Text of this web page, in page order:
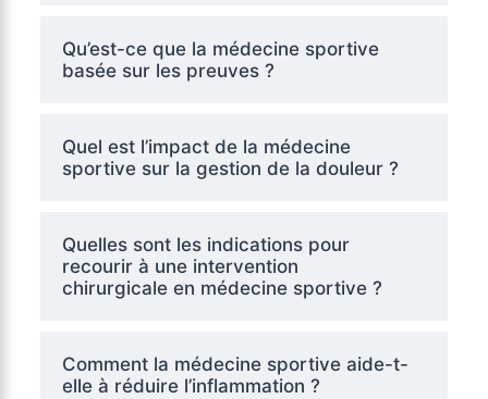
Qu’est-ce que la médecine sportive
basée sur les preuves ?
Quel est l’impact de la médecine
sportive sur la gestion de la douleur ?
Quelles sont les indications pour
recourir à une intervention
chirurgicale en médecine sportive ?
Comment la médecine sportive aide-t-
elle à réduire l’inflammation ?